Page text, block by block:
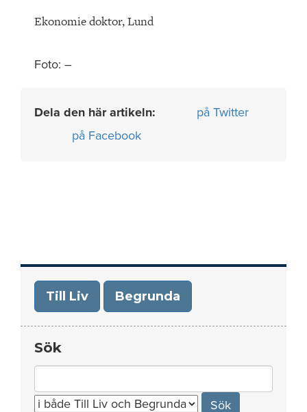
Ekonomie doktor, Lund
Foto: –
Dela den här artikeln:
på Twitter
på Facebook
Till Liv Begrunda
Sök
for: